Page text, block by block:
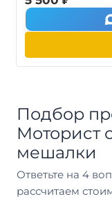
Подбор
Моторист
мешалки
Ответьте на 4
рассчитаем